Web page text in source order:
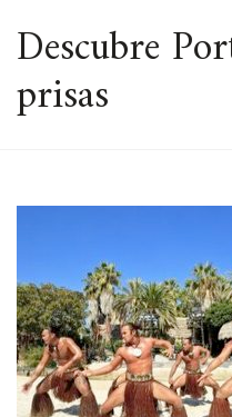
Descubre
prisas